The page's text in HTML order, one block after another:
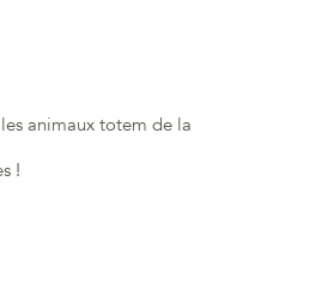
animaux totem de la
!